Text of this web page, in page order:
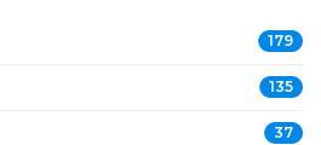
179
135
37